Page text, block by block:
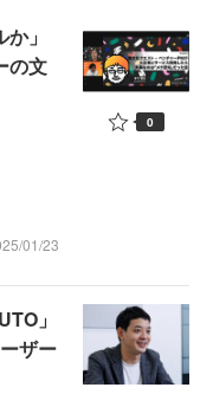
」
の文
01/23
0
」
ザー